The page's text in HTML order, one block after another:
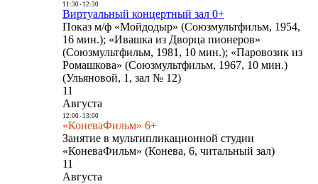
11:30- 12:30
Виртуальный концертный зал 0+
Показ м/ф «Мойдодыр» (Союзмультфильм, 1954,
16 мин.); «Ивашка из Дворца пионеров»
(Союзмультфильм, 1981, 10 мин.); «Паровозик из
Ромашкова» (Союзмультфильм, 1967, 10 мин.)
(Ульяновой, 1, зал № 12)
11
Августа
12:00- 13:00
«КоневаФильм» 6+
Занятие в мультипликационной студии
«КоневаФильм» (Конева, 6, читальный зал)
11
Августа